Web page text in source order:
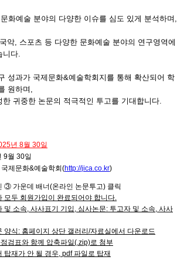
문화예술 분야의 다양한 이슈를 심도 있게 분석하며,
악, 스포츠 등 다양한 문화예술 분야의 연구영역에
니다.
성과가 국제문화&예술학회지를 통해 확산되어 학
원하며,
귀중한 논문의 적극적인 투고를 기대합니다.
년 8월 30일
9월 30일
제문화&예술학회(http://jica.co.kr)
운데 배너(온라인 논문투고) 클릭
모두 회원가입 이 완료되어야 합니다.
및 소속, 사사표기 기입 , 심사논문: 투고자 및 소속, 사사
양식: 홈페이지 상단 갤러리 /자료실에서 다운로드
검표와 함께 압축파일(.zip)로 첨부
재가 안 될 경우, pdf 파일로 탑재